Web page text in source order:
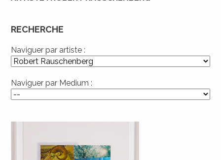
RECHERCHE
Naviguer par artiste :
Naviguer par Medium :